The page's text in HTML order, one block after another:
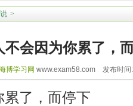
>
不会因为你累了，
博学习网 www.exam58.com 发布时间
累了，而停下